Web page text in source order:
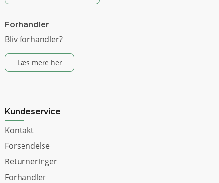
Forhandler
Bliv forhandler?
Læs mere her
Kundeservice
Kontakt
Forsendelse
Returneringer
Forhandler